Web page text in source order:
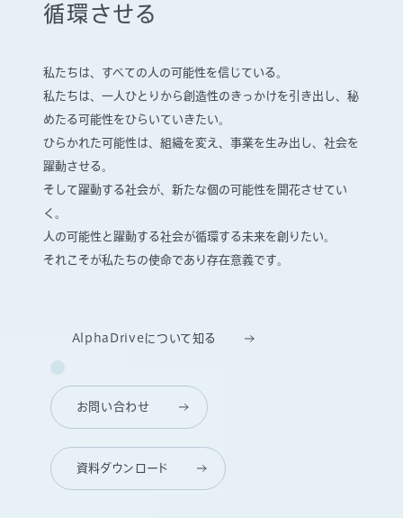
循環させる
私たちは、すべての人の可能性を信じている。
私たちは、一人ひとりから創造性のきっかけを引き出し、 秘
めたる可能性をひらいていきたい。
ひらかれた可能性は、組織を変え、事業を生み出し、社会を
躍動させる。
そして躍動する社会が、新たな個の可能性を開花させてい
く。
人の可能性と躍動する社会が循環する未来を創りたい。
それこそが私たちの使命であり存在意義です。
AlphaDriveについて知る
お問い合わせ
資料ダウンロード